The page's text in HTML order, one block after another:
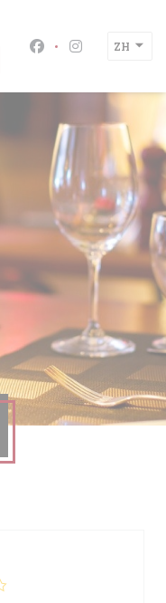
Facebook ((在新窗
Instagram ((
ZH